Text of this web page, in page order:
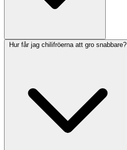
Hur får jag chilifröerna att gro snabbare?